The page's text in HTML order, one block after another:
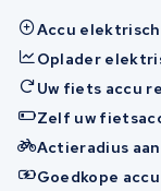
Accu
Oplader
Uw fiets accu
Zelf uw
Actieradius
Goedkope accu